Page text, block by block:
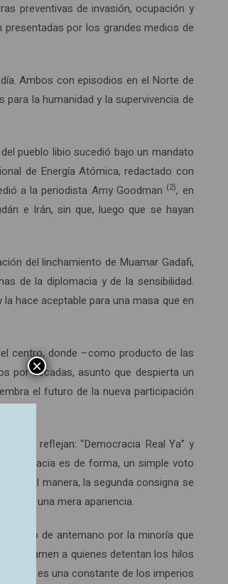
preventivas de invasión, ocupación y
por los grandes medios de
Ambos con episodios en el Norte de
la humanidad y la supervivencia de
pueblo libio sucedió bajo un mandato
de Energía Atómica, redactado con
a la periodista Amy Goodman (2), en
e Irán, sin que, luego que se hayan
del linchamiento de Muamar Gadafi,
de la diplomacia y de la sensibilidad.
hace aceptable para una masa que en
centro, donde –como producto de las
por décadas, asunto que despierta un
el futuro de la nueva participación
lo reflejan: “Democracia Real Ya” y
es de forma, un simple voto
igual manera, la segunda consigna se
es una mera apariencia.
de antemano por la minoría que
no llamen a quienes detentan los hilos
es una constante de los imperios
×